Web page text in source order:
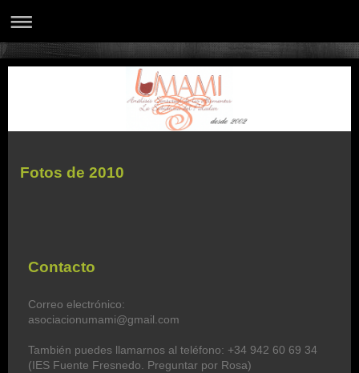
Fotos de 2010
Contacto
Correo electrónico:
asociacionumami@gmail.com
También puedes llamarnos al teléfono: +34 942 60 69 34
(IES Fuente Fresnedo. Preguntar por Rosa)